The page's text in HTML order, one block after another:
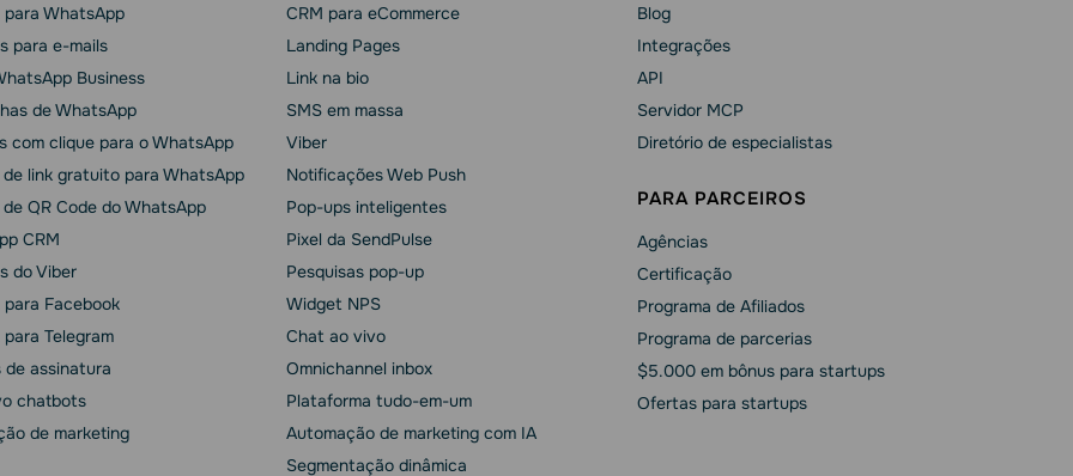
WhatsApp
para e-mails
Business
de WhatsApp
com clique para o WhatsApp
de link gratuito para WhatsApp
QR Code do WhatsApp
CRM
do Viber
Facebook
Telegram
assinatura
chatbots
de marketing
CRM para eCommerce
Landing Pages
Link na bio
SMS em massa
Viber
Notificações Web Push
Pop-ups inteligentes
Pixel da SendPulse
Pesquisas pop-up
Widget NPS
Chat ao vivo
Omnichannel inbox
Plataforma tudo-em-um
Automação de marketing com IA
Segmentação dinâmica
Blog
Integrações
API
Servidor MCP
Diretório de especialistas
PARA PARCEIROS
Agências
Сertificação
Programa de Afiliados
Programa de parcerias
$5.000 em bônus para startups
Ofertas para startups